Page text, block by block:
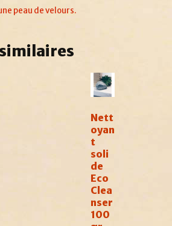
peau de velours.
Nett
oyan
t
soli
de
Eco
Clea
nser
100